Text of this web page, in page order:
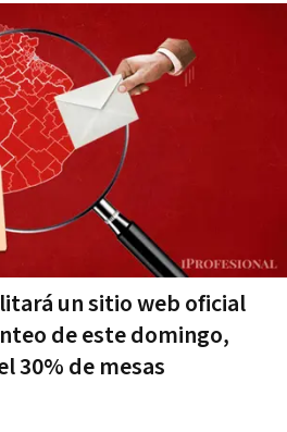
un sitio web oficial
de este domingo,
30% de mesas